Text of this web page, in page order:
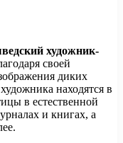
художник-
своей
диких
находятся в
в естественной
и книгах, а